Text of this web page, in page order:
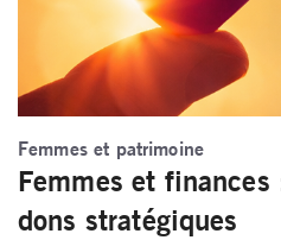
Femmes et patrimoine
Femmes et
dons stratégiques